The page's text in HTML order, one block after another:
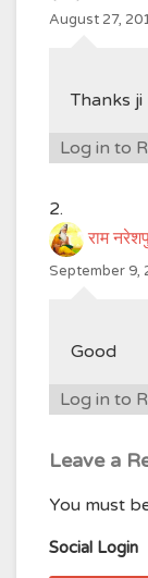
August 27,
Thanks ji
Log in to
राम
September 9,
Good
Log in to
Leave a
You must
Social Login